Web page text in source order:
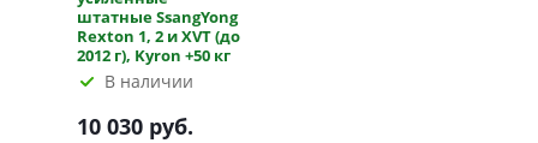
штатные SsangYong
Rexton 1, 2 и XVT (до
2012 г), Kyron +50 кг
В наличии
10 030 руб.